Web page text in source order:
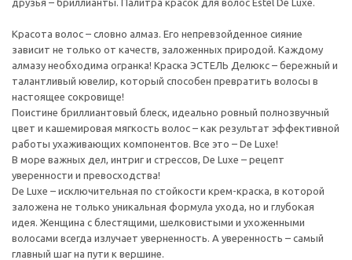
друзья – бриллианты. Палитра красок для волос Estel De Luxe.
Красота волос – словно алмаз. Его непревзойденное сияние
зависит не только от качеств, заложенных природой. Каждому
алмазу необходима огранка! Краска ЭСТЕЛЬ Делюкс – бережный и
талантливый ювелир, который способен превратить волосы в
настоящее сокровище!
Поистине бриллиантовый блеск, идеально ровный полнозвучный
цвет и кашемировая мягкость волос – как результат эффективной
работы ухаживающих компонентов. Все это – De Luxe!
В море важных дел, интриг и стрессов, De Luxe – рецепт
уверенности и превосходства!
De Luxe – исключительная по стойкости крем-краска, в которой
заложена не только уникальная формула ухода, но и глубокая
идея. Женщина с блестящими, шелковистыми и ухоженными
волосами всегда излучает уверненность. А уверенность – самый
главный шаг на пути к вершине.